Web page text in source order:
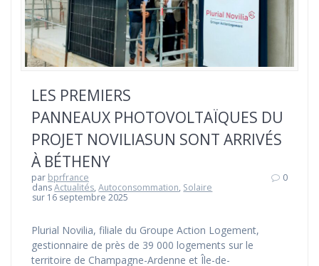
LES PREMIERS
PANNEAUX PHOTOVOLTAÏQUES DU
PROJET NOVILIASUN SONT ARRIVÉS
À BÉTHENY
par bprfrance
dansActualités,Autoconsommation, Solaire
sur 16 septembre 2025
0
Plurial Novilia, filiale du Groupe Action Logement,
gestionnaire de près de 39 000 logements sur le
territoire de Champagne-Ardenne et Île-de-